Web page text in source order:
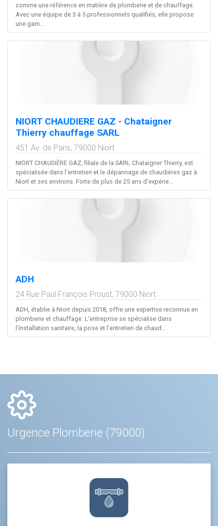
comme une référence en matière de plomberie et de chauffage.
Avec une équipe de 3 à 5 professionnels qualifiés, elle propose
une gam...
NIORT CHAUDIERE GAZ - Chataigner
Thierry chauffage SARL
451 Av. de Paris, 79000 Niort
NIORT CHAUDIÈRE GAZ, filiale de la SARL Chataigner Thierry, est
spécialisée dans l’entretien et le dépannage de chaudières gaz à
Niort et ses environs. Forte de plus de 25 ans d’expérie...
ADH
24 Rue Paul François Proust, 79000 Niort
ADH, établie à Niort depuis 2018, offre une expertise reconnue en
plomberie et chauffage. L’entreprise se spécialise dans
l’installation sanitaire, la pose et l’entretien de chaud...
Urgence Plomberie (79000)